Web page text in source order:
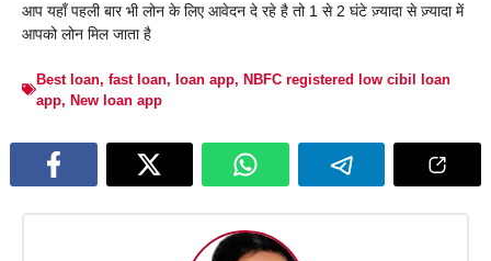
आप यहाँ पहली बार भी लोन के लिए आवेदन दे रहे है तो 1 से 2 घंटे ज़्यादा से ज़्यादा में
आपको लोन मिल जाता है
Best loan, fast loan, loan app, NBFC registered low cibil loan
app, New loan app